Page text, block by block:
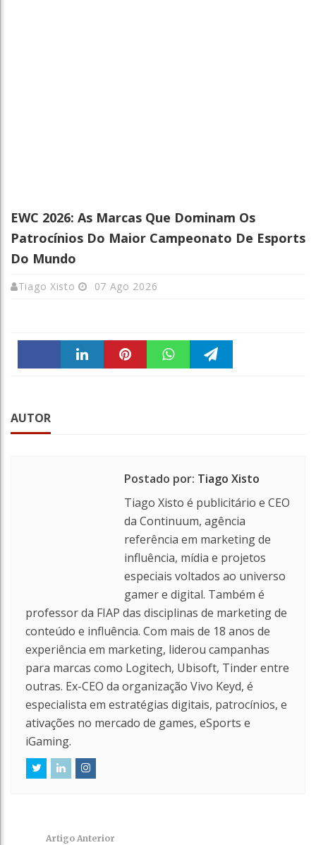
EWC 2026: As Marcas Que Dominam Os
Patrocínios Do Maior Campeonato De Esports
Do Mundo
Tiago Xisto 07 Ago 2026
AUTOR
Postado por: Tiago Xisto
Tiago Xisto é publicitário e CEO
da Continuum, agência
referência em marketing de
influência, mídia e projetos
especiais voltados ao universo
gamer e digital. Também é
professor da FIAP das disciplinas de marketing de
conteúdo e influência. Com mais de 18 anos de
experiência em marketing, liderou campanhas
para marcas como Logitech, Ubisoft, Tinder entre
outras. Ex-CEO da organização Vivo Keyd, é
especialista em estratégias digitais, patrocínios, e
ativações no mercado de games, eSports e
iGaming.
Artigo Anterior